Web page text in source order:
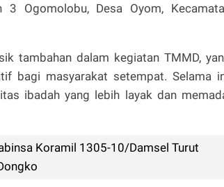
3 Ogomolobu, Desa Oyom,
tambahan dalam kegiatan TMMD,
bagi masyarakat setempat. Selama
ibadah yang lebih layak dan
Koramil 1305-10/Damsel Turut